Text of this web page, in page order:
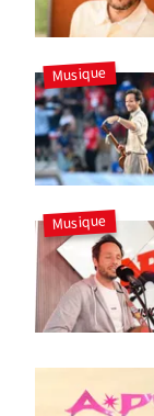
Musique
Musique